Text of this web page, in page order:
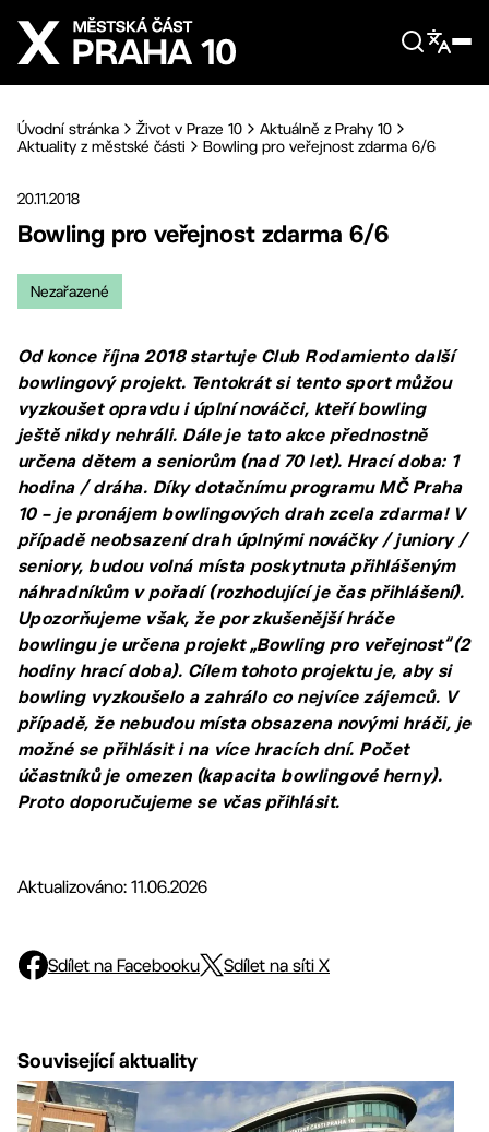
Přejít na hlavní obsah
Úvodní stránka Život v Praze 10
Aktuálně z Prahy 10
Aktuality z městské části
Bowling pro veřejnost zdarma 6/6
20.11.2018
Bowling pro veřejnost zdarma 6/6
Nezařazené
Od konce října 2018 startuje Club Rodamiento další
bowlingový projekt. Tentokrát si tento sport můžou
vyzkoušet opravdu i úplní nováčci, kteří bowling
ještě nikdy nehráli. Dále je tato akce přednostně
určena dětem a seniorům (nad 70 let). Hrací doba: 1
hodina / dráha. Díky dotačnímu programu MČ Praha
10 – je pronájem bowlingových drah zcela zdarma! V
případě neobsazení drah úplnými nováčky / juniory /
seniory, budou volná místa poskytnuta přihlášeným
náhradníkům v pořadí (rozhodující je čas přihlášení).
Upozorňujeme však, že por zkušenější hráče
bowlingu je určena projekt „Bowling pro veřejnost“ (2
hodiny hrací doba). Cílem tohoto projektu je, aby si
bowling vyzkoušelo a zahrálo co nejvíce zájemců. V
případě, že nebudou místa obsazena novými hráči, je
možné se přihlásit i na více hracích dní. Počet
účastníků je omezen (kapacita bowlingové herny).
Proto doporučujeme se včas přihlásit.
Aktualizováno: 11.06.2026
Sdílet na Facebooku Sdílet na síti X
Související aktuality